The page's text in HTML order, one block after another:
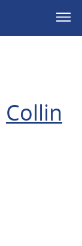
Collin